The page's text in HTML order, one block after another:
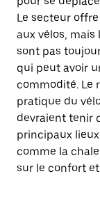
Le secteur
aux vélos, mais
sont pas
qui peut avoir
commodité. Le
pratique du
devraient tenir
principaux
comme la
sur le confort